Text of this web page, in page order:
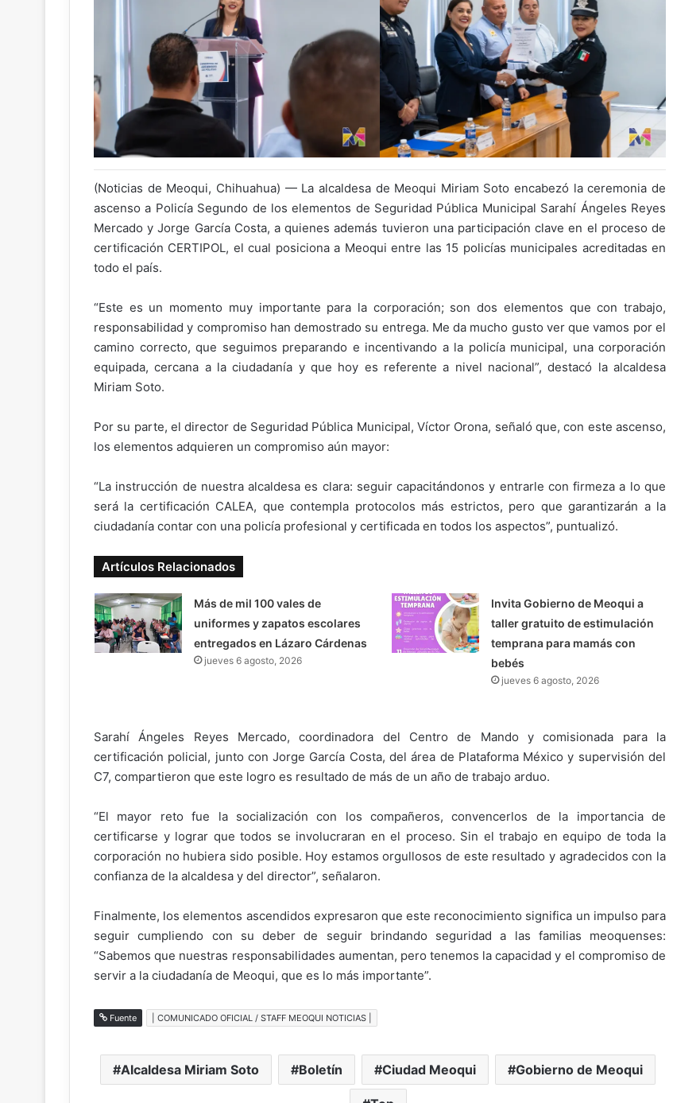
(Noticias de Meoqui, Chihuahua) — La alcaldesa de Meoqui Miriam Soto encabezó la ceremonia de
ascenso a Policía Segundo de los elementos de Seguridad Pública Municipal Sarahí Ángeles Reyes
Mercado y Jorge García Costa, a quienes además tuvieron una participación clave en el proceso de
certificación CERTIPOL, el cual posiciona a Meoqui entre las 15 policías municipales acreditadas en
todo el país.
“Este es un momento muy importante para la corporación; son dos elementos que con trabajo,
responsabilidad y compromiso han demostrado su entrega. Me da mucho gusto ver que vamos por el
camino correcto, que seguimos preparando e incentivando a la policía municipal, una corporación
equipada, cercana a la ciudadanía y que hoy es referente a nivel nacional”, destacó la alcaldesa
Miriam Soto.
Por su parte, el director de Seguridad Pública Municipal, Víctor Orona, señaló que, con este ascenso,
los elementos adquieren un compromiso aún mayor:
“La instrucción de nuestra alcaldesa es clara: seguir capacitándonos y entrarle con firmeza a lo que
será la certificación CALEA, que contempla protocolos más estrictos, pero que garantizarán a la
ciudadanía contar con una policía profesional y certificada en todos los aspectos”, puntualizó.
Artículos Relacionados
Más de mil 100 vales de
uniformes y zapatos escolares
entregados en Lázaro Cárdenas
jueves 6 agosto, 2026
Invita Gobierno de Meoqui a
taller gratuito de estimulación
temprana para mamás con
bebés
jueves 6 agosto, 2026
Sarahí Ángeles Reyes Mercado, coordinadora del Centro de Mando y comisionada para la
certificación policial, junto con Jorge García Costa, del área de Plataforma México y supervisión del
C7, compartieron que este logro es resultado de más de un año de trabajo arduo.
“El mayor reto fue la socialización con los compañeros, convencerlos de la importancia de
certificarse y lograr que todos se involucraran en el proceso. Sin el trabajo en equipo de toda la
corporación no hubiera sido posible. Hoy estamos orgullosos de este resultado y agradecidos con la
confianza de la alcaldesa y del director”, señalaron.
Finalmente, los elementos ascendidos expresaron que este reconocimiento significa un impulso para
seguir cumpliendo con su deber de seguir brindando seguridad a las familias meoquenses:
“Sabemos que nuestras responsabilidades aumentan, pero tenemos la capacidad y el compromiso de
servir a la ciudadanía de Meoqui, que es lo más importante”.
Fuente | COMUNICADO OFICIAL / STAFF MEOQUI NOTICIAS |
Alcaldesa Miriam Soto Boletín Ciudad Meoqui Gobierno de Meoqui